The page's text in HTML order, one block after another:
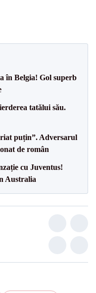
în Belgia! Gol superb
tatălui său.
puțin”. Adversarul
de român
cu Juventus!
Australia